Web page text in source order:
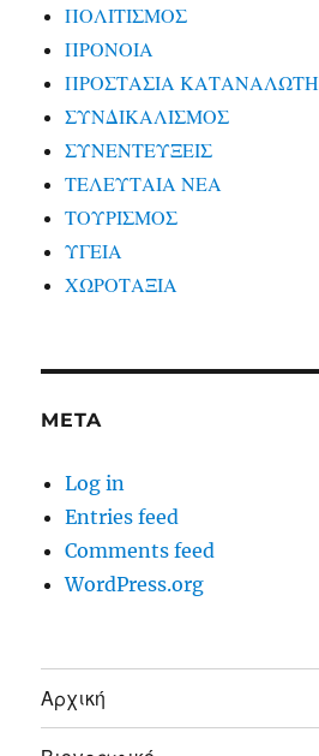
ΠΟΛΙΤΙΣΜΟΣ
ΠΡΟΝΟΙΑ
ΠΡΟΣΤΑΣΙΑ ΚΑΤΑΝΑΛΩΤΗ
ΣΥΝΔΙΚΑΛΙΣΜΟΣ
ΣΥΝΕΝΤΕΥΞΕΙΣ
ΤΕΛΕΥΤΑΙΑ ΝΕΑ
ΤΟΥΡΙΣΜΟΣ
ΥΓΕΙΑ
ΧΩΡΟΤΑΞΙΑ
META
Log in
Entries feed
Comments feed
WordPress.org
Αρχική